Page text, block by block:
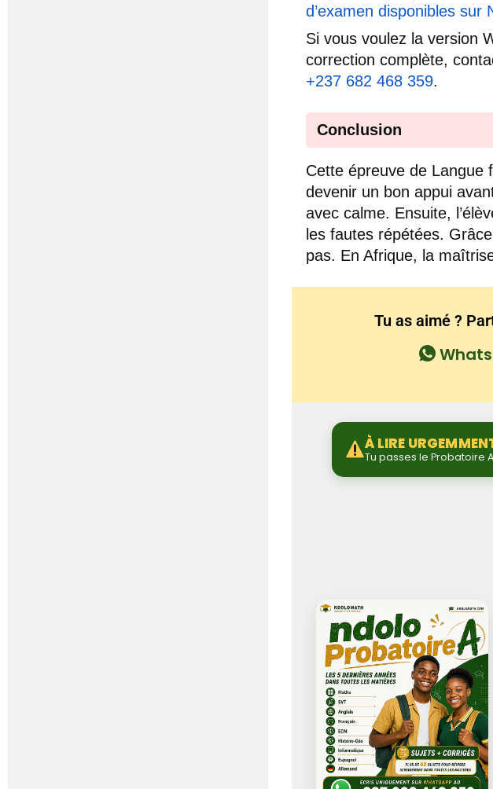
d’examen disponibles sur
Si vous voulez la version
correction complète,
+237 682 468 359.
Conclusion
Cette épreuve de Langue
devenir un bon appui
avec calme. Ensuite,
les fautes répétées.
pas. En Afrique, la
Tu as aimé ?
À LIRE
Tu passes le Probatoire